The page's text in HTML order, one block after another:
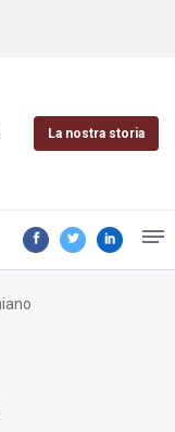
La nostra storia